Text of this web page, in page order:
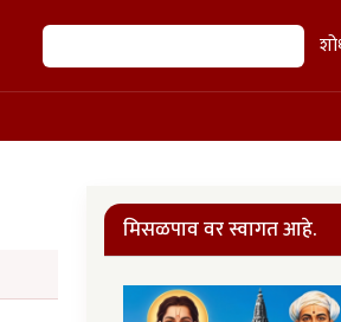
शोध
मिसळपाव वर स्वागत आहे.